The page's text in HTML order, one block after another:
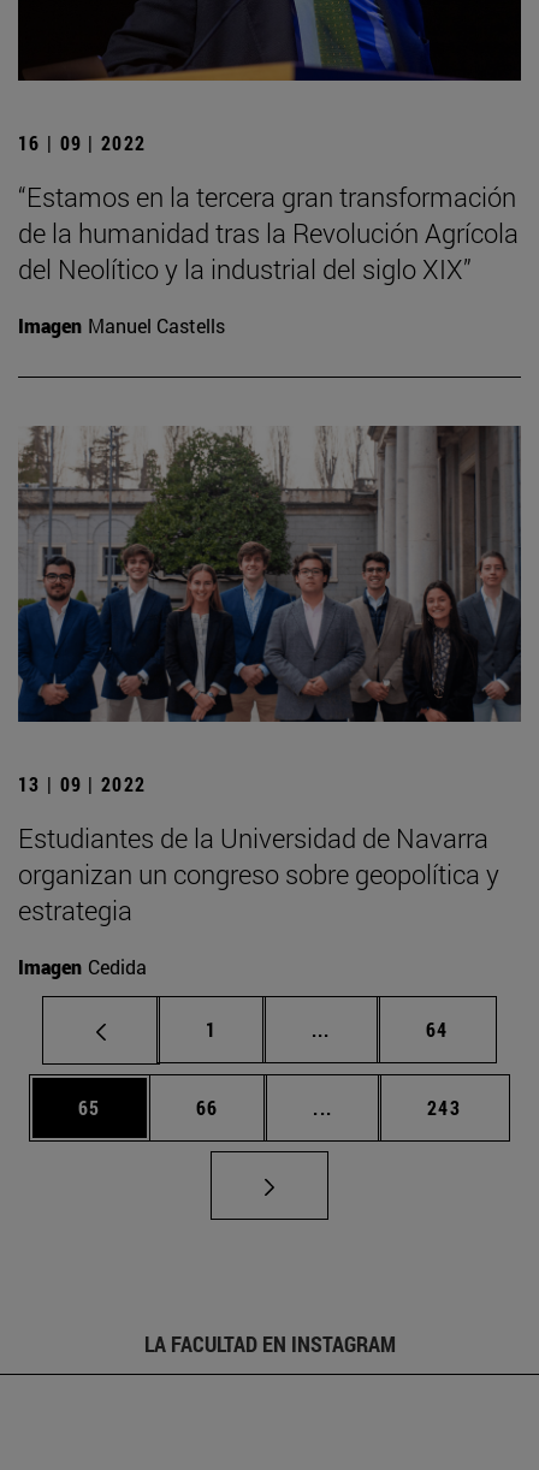
16 | 09 | 2022
“Estamos en la tercera gran transformación
de la humanidad tras la Revolución Agrícola
del Neolítico y la industrial del siglo XIX”
Imagen Manuel Castells
13 | 09 | 2022
Estudiantes de la Universidad de Navarra
organizan un congreso sobre geopolítica y
estrategia
Imagen Cedida
Página
1 ... Páginas intermedias
Página
64
Página
65 Página
66 ... Páginas intermedias
Página
243
LA FACULTAD EN INSTAGRAM